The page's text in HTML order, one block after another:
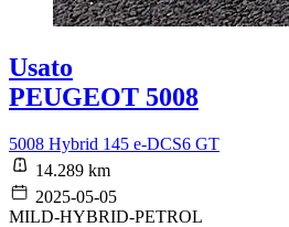
Usato
PEUGEOT 5008
5008 Hybrid 145 e-DCS6 GT
14.289 km
2025-05-05
MILD-HYBRID-PETROL